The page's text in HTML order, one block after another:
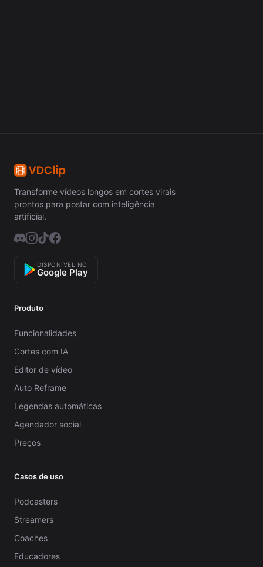
Transforme vídeos longos em cortes virais
prontos para postar com inteligência
artificial.
DISPONÍVEL NO
Google Play
Produto
Funcionalidades
Cortes com IA
Editor de vídeo
Auto Reframe
Legendas automáticas
Agendador social
Preços
Casos de uso
Podcasters
Streamers
Coaches
Educadores